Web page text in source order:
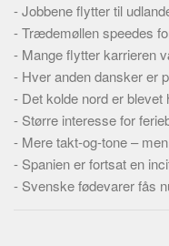
Kilder
Om
Webstedet
Forhistorien
Tekstannoncer
Bannere
-Jobbene flytter til
-Trædemøllen speedes
- Mange flytter karrieren
- Hver anden dansker er
- Det kolde nord er blevet
- Større interesse for
- Mere takt-og-tone –
- Spanien er fortsat en
- Svenske fødevarer fås